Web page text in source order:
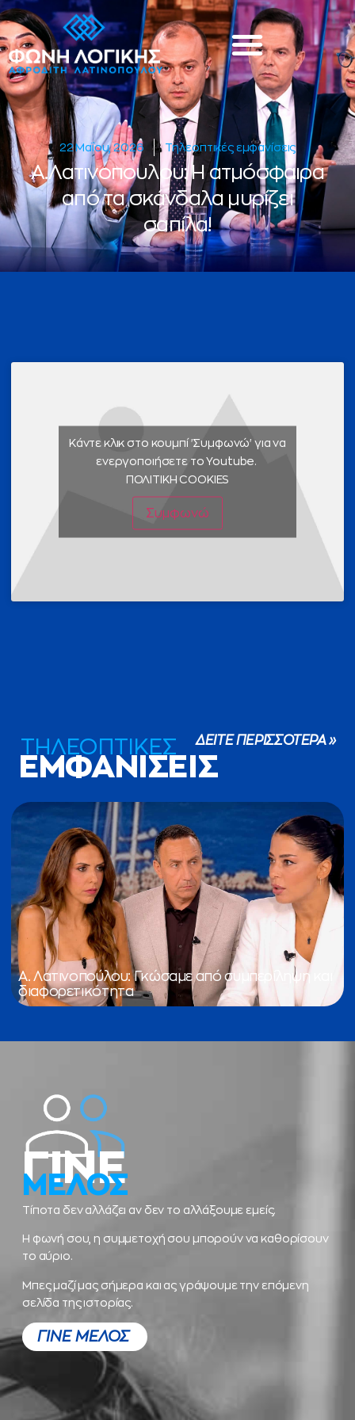
22 Μαΐου, 2026 Τηλεοπτικές εμφανίσεις
Α.Λατινοπουλου: Η ατμόσφαιρα
από τα σκάνδαλα μυρίζει
σαπίλα!
Κάντε κλικ στο κουμπί 'Συμφωνώ' για να
ενεργοποιήσετε το Youtube.
ΠΟΛΙΤΙΚΗ COOKIES
Συμφωνώ
ΤΗΛΕΟΠΤΙΚΕΣ
ΕΜΦΑΝΙΣΕΙΣ
ΔΕΙΤΕ ΠΕΡΙΣΣΟΤΕΡΑ »
Α. Λατινοπούλου: Γκώσαμε από συμπερίληψη και
διαφορετικότητα
ΓΙΝΕ
ΜΕΛΟΣ
Τίποτα δεν αλλάζει αν δεν το αλλάξουμε εμείς.
Η φωνή σου, η συμμετοχή σου μπορούν να καθορίσουν
το αύριο.
Μπες μαζί μας σήμερα και ας γράψουμε την επόμενη
σελίδα της ιστορίας.
ΓΙΝΕ ΜΕΛΟΣ